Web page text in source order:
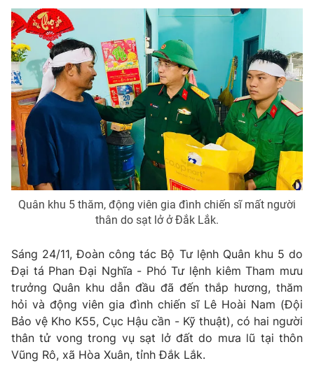
Thế giới đó đây
Câu chuyện quốc tế
Tài chính
Thị trường
Góc doanh nghiệp
Dữ liệu và đời sống
Truyền hình
Phim VTV
Hậu trường
Nhân vật
Khán giả
Giải sao mai
Giải trí
Điện ảnh
Âm nhạc
Sao
Đời sống
Du lịch
Làm đẹp
Giáo dục
Học trực tuyến
Hitech Công nghệ tương lai
Sản phẩm
Thị trường
Tư vấn
Giao lưu trực tuyến
Lịch phát sóng
Quân khu 5 thăm, động viên gia đình chiến sĩ mất người
thân do sạt lở ở Đắk Lắk.
Sáng 24/11, Đoàn công tác Bộ Tư lệnh Quân khu 5 do
Đại tá Phan Đại Nghĩa - Phó Tư lệnh kiêm Tham mưu
trưởng Quân khu dẫn đầu đã đến thắp hương, thăm
hỏi và động viên gia đình chiến sĩ Lê Hoài Nam (Đội
Bảo vệ Kho K55, Cục Hậu cần - Kỹ thuật), có hai người
thân tử vong trong vụ sạt lở đất do mưa lũ tại thôn
Vũng Rô, xã Hòa Xuân, tỉnh Đắk Lắk.